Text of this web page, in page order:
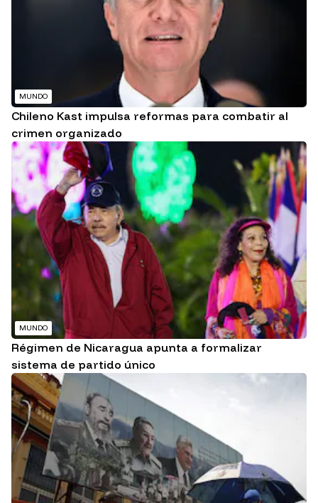
MUNDO
Chileno Kast impulsa reformas para combatir al
crimen organizado
MUNDO
Régimen de Nicaragua apunta a formalizar
sistema de partido único